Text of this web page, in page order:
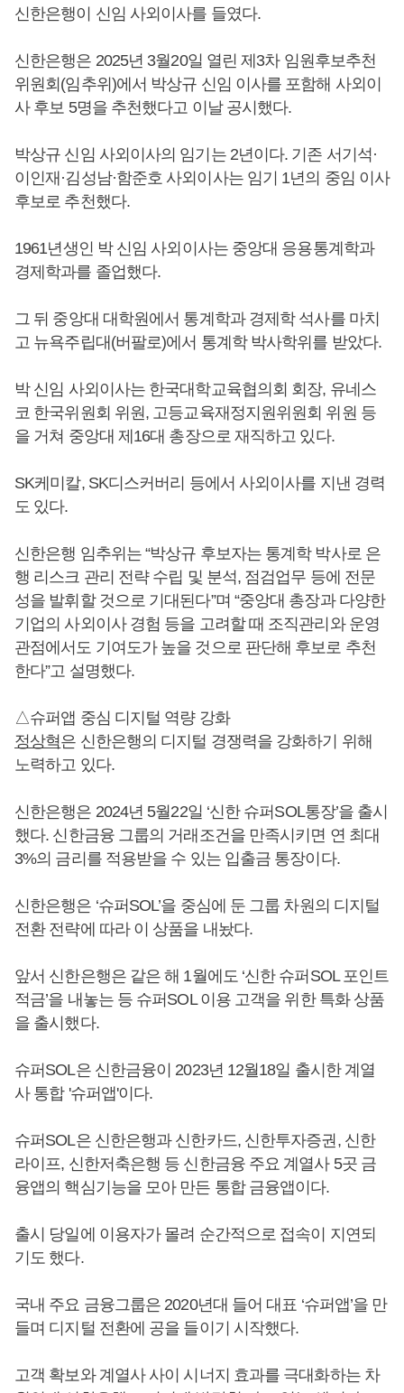
신한은행이 신임 사외이사를 들였다.
신한은행은 2025년 3월20일 열린 제3차 임원후보추천
위원회(임추위)에서 박상규 신임 이사를 포함해 사외이
사 후보 5명을 추천했다고 이날 공시했다.
박상규 신임 사외이사의 임기는 2년이다. 기존 서기석·
이인재·김성남·함준호 사외이사는 임기 1년의 중임 이사
후보로 추천했다.
1961년생인 박 신임 사외이사는 중앙대 응용통계학과
경제학과를 졸업했다.
그 뒤 중앙대 대학원에서 통계학과 경제학 석사를 마치
고 뉴욕주립대(버팔로)에서 통계학 박사학위를 받았다.
박 신임 사외이사는 한국대학교육협의회 회장, 유네스
코 한국위원회 위원, 고등교육재정지원위원회 위원 등
을 거쳐 중앙대 제16대 총장으로 재직하고 있다.
SK케미칼, SK디스커버리 등에서 사외이사를 지낸 경력
도 있다.
신한은행 임추위는 “박상규 후보자는 통계학 박사로 은
행 리스크 관리 전략 수립 및 분석, 점검업무 등에 전문
성을 발휘할 것으로 기대된다”며 “중앙대 총장과 다양한
기업의 사외이사 경험 등을 고려할 때 조직관리와 운영
관점에서도 기여도가 높을 것으로 판단해 후보로 추천
한다”고 설명했다.
△슈퍼앱 중심 디지털 역량 강화
정상혁은 신한은행의 디지털 경쟁력을 강화하기 위해
노력하고 있다.
신한은행은 2024년 5월22일 ‘신한 슈퍼SOL통장’을 출시
했다. 신한금융 그룹의 거래조건을 만족시키면 연 최대
3%의 금리를 적용받을 수 있는 입출금 통장이다.
신한은행은 ‘슈퍼SOL’을 중심에 둔 그룹 차원의 디지털
전환 전략에 따라 이 상품을 내놨다.
앞서 신한은행은 같은 해 1월에도 ‘신한 슈퍼SOL 포인트
적금’을 내놓는 등 슈퍼SOL 이용 고객을 위한 특화 상품
을 출시했다.
슈퍼SOL은 신한금융이 2023년 12월18일 출시한 계열
사 통합 '슈퍼앱'이다.
슈퍼SOL은 신한은행과 신한카드, 신한투자증권, 신한
라이프, 신한저축은행 등 신한금융 주요 계열사 5곳 금
융앱의 핵심기능을 모아 만든 통합 금융앱이다.
출시 당일에 이용자가 몰려 순간적으로 접속이 지연되
기도 했다.
국내 주요 금융그룹은 2020년대 들어 대표 ‘슈퍼앱’을 만
들며 디지털 전환에 공을 들이기 시작했다.
고객 확보와 계열사 사이 시너지 효과를 극대화하는 차